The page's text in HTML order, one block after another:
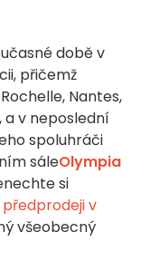
době v
přičemž
Nantes,
a v neposlední
spoluhráči
sáleOlympia
si
předprodeji v
všeobecný